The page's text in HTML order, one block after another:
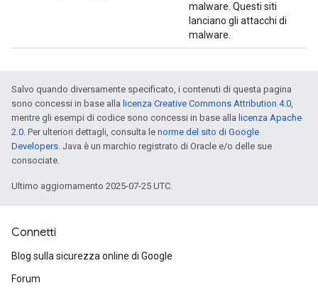
malware. Questi siti
lanciano gli attacchi di
malware.
Salvo quando diversamente specificato, i contenuti di questa pagina
sono concessi in base alla licenza Creative Commons Attribution 4.0,
mentre gli esempi di codice sono concessi in base alla licenza Apache
2.0. Per ulteriori dettagli, consulta le norme del sito di Google
Developers. Java è un marchio registrato di Oracle e/o delle sue
consociate.
Ultimo aggiornamento 2025-07-25 UTC.
Connetti
Blog sulla sicurezza online di Google
Forum